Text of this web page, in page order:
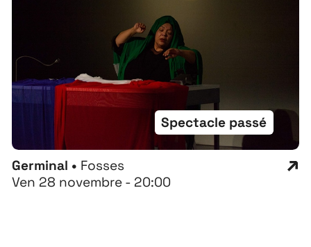
Germinal • Fosses
Ven 28 novembre - 20:00
Spectacle passé